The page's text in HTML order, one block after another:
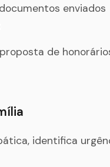
enviados
de
identifica